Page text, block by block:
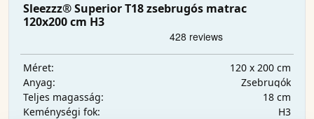
Sleezzz® Superior T18 zsebrugós matrac
120x200 cm H3
Méret:
120 x 200 cm
Anyag:
Zsebrugók
Teljes magasság:
18 cm
Keménységi fok:
H3